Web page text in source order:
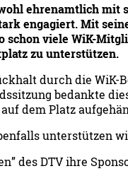
ehrenamtlich mit
engagiert. Mit
schon viele WiK-
zu unterstützen.
durch die WiK-
bedankte
dem Platz
unterstützen
des DTV ihre